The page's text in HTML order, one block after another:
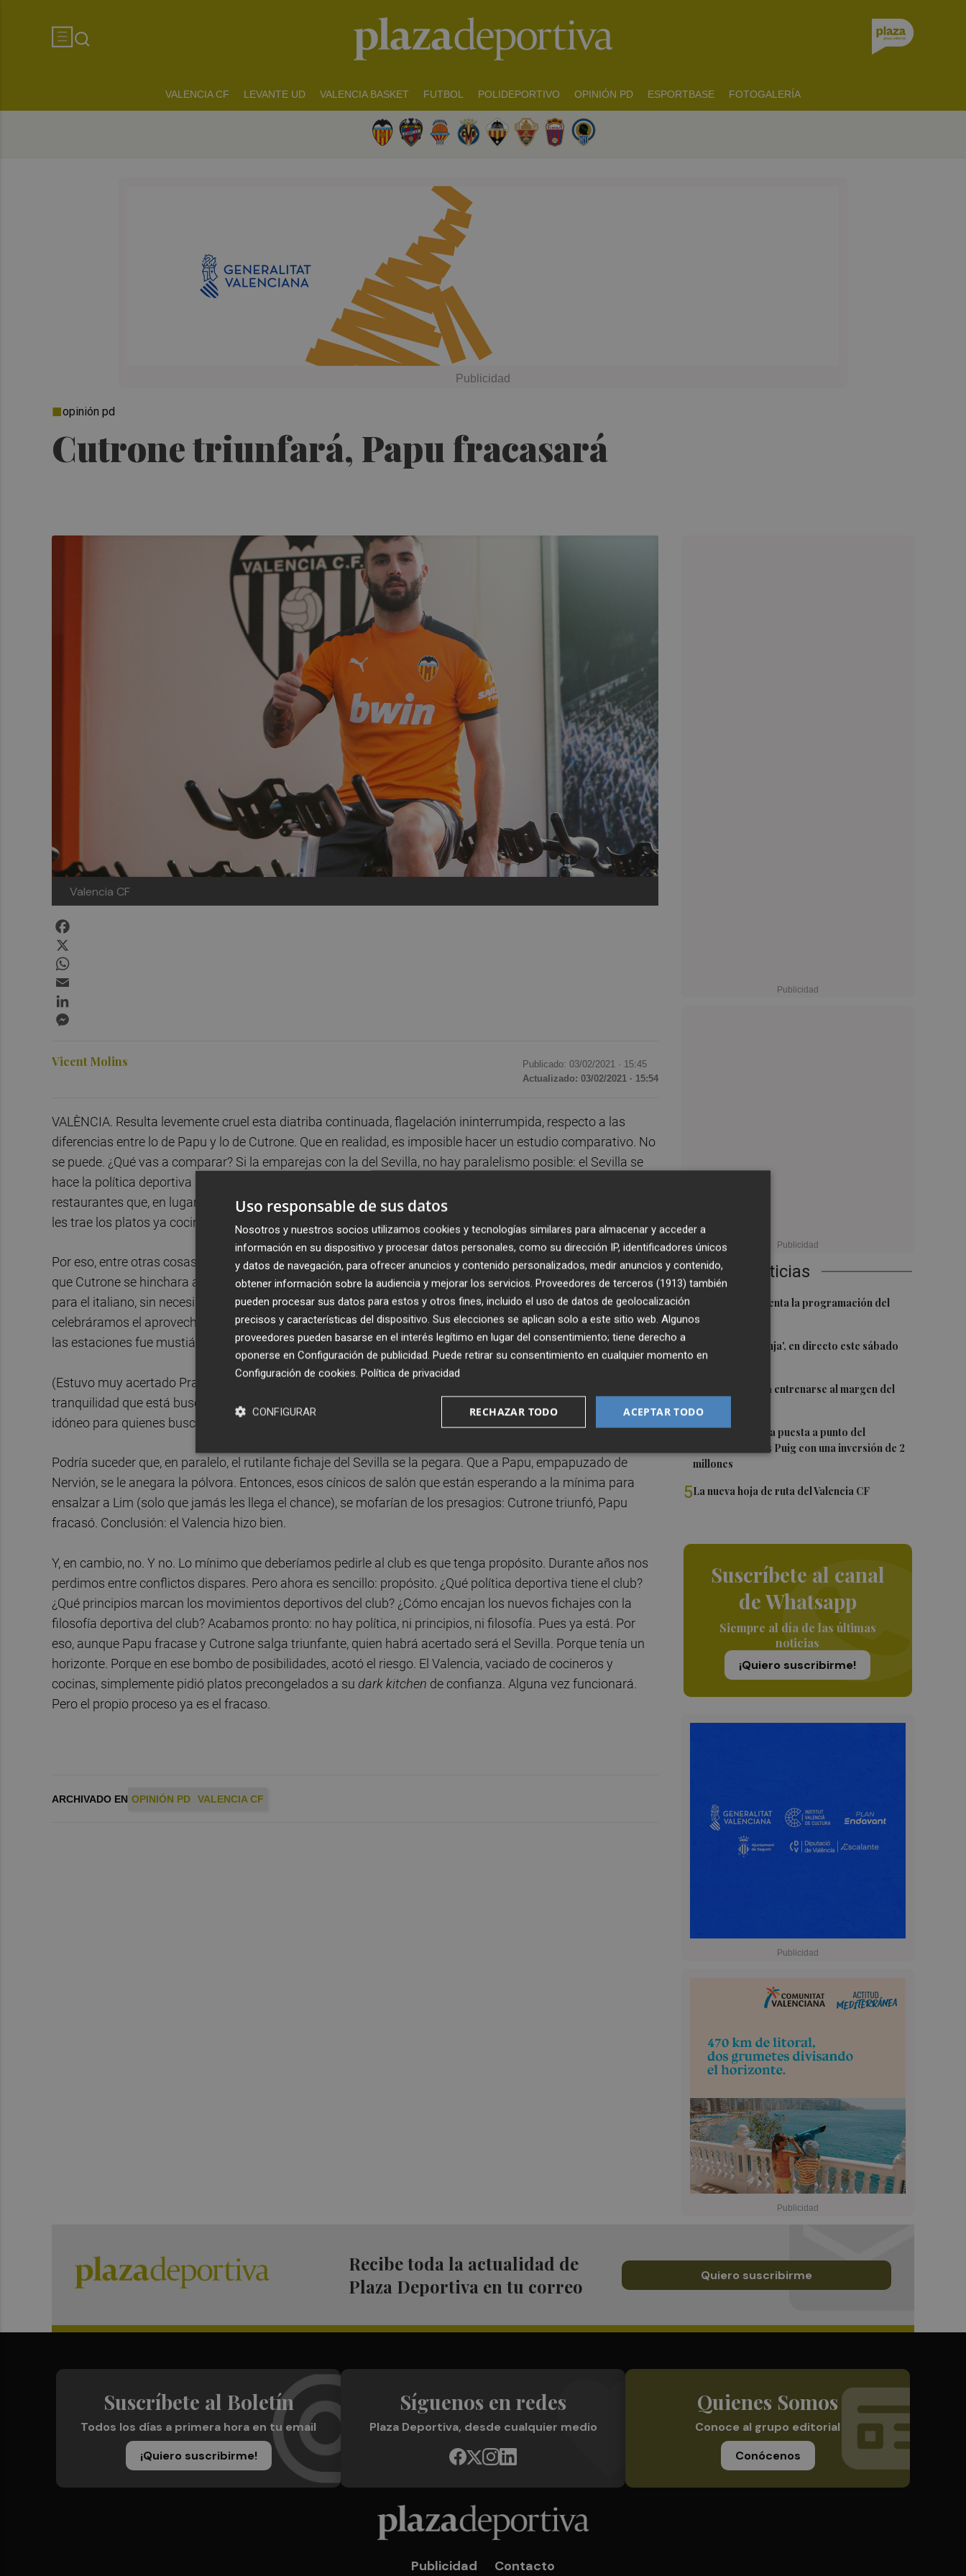
VALENCIA CF LEVANTE UD VALENCIA BASKET FUTBOL POLIDEPORTIVO OPINIÓN PD ESPORTBASE FOTOGALERÍA
Cutrone triunfará, Papu fracasará
opinión pd
Valencia CF
Últimas Noticias
1
El Valencia presenta la programación del
Trofeu Taronja
2
El 'Trofeu Taronja', en directo este sábado
por À Punt
Almeida vuelve a entrenarse al margen del
grupo
4València ultima la puesta a punto del
Velódromo Lluís Puig con una inversión de 2
millones
5La nueva hoja de ruta del Valencia CF
Suscríbete al canal
de Whatsapp
Siempre al día de las últimas
noticias
¡Quiero suscribirme!
Vicent Molins Publicado: 03/02/2021 · 15:45
Actualizado: 03/02/2021 · 15:54
VALÈNCIA. Resulta levemente cruel esta diatriba continuada, flagelación ininterrumpida, respecto a las
diferencias entre lo de Papu y lo de Cutrone. Que en realidad, es imposible hacer un estudio comparativo. No
se puede. ¿Qué vas a comparar? Si la emparejas con la del Sevilla, no hay paralelismo posible: el Sevilla se
hace la política deportiva a sí mismo, al Valencia se la hacen. Se la hacen remotamente, como los
restaurantes que, en lugar de tener cocina y cocinar sus propias recetas, las subcontratan y una camioneta
les trae los platos ya cocinados. Política deportiva de quinta gama.
Por eso, entre otras cosas, tiene poco sentido comparar contrataciones. Por eso, pese a todo, podría ocurrir
que Cutrone se hinchara a marcar goles. Podría suceder que el valencianismo inventara su propia canción
para el italiano, sin necesidad de plagiar la tonadilla -deplorable- de los hinchas Wolves. Podría darse que
celebráramos el aprovechamiento de este neoCorradi llegado como un fruto primaveral que con el paso de
las estaciones fue mustiándose.
(Estuvo muy acertado Prandelli al expresar su deseo: "Espero que en el Valencia pueda encontrar la
tranquilidad que está buscando". Porque, como todo el mundo sabe, ahora mismo el Valencia es el lugar
idóneo para quienes buscan tranquilidad. Fuori!).
Podría suceder que, en paralelo, el rutilante fichaje del Sevilla se la pegara. Que a Papu, empapuzado de
Nervión, se le anegara la pólvora. Entonces, esos cínicos de salón que están esperando a la mínima para
ensalzar a Lim (solo que jamás les llega el chance), se mofarían de los presagios: Cutrone triunfó, Papu
fracasó. Conclusión: el Valencia hizo bien.
Y, en cambio, no. Y no. Lo mínimo que deberíamos pedirle al club es que tenga propósito. Durante años nos
perdimos entre conflictos dispares. Pero ahora es sencillo: propósito. ¿Qué política deportiva tiene el club?
¿Qué principios marcan los movimientos deportivos del club? ¿Cómo encajan los nuevos fichajes con la
filosofía deportiva del club? Acabamos pronto: no hay política, ni principios, ni filosofía. Pues ya está. Por
eso, aunque Papu fracase y Cutrone salga triunfante, quien habrá acertado será el Sevilla. Porque tenía un
horizonte. Porque en ese bombo de posibilidades, acotó el riesgo. El Valencia, vaciado de cocineros y
cocinas, simplemente pidió platos precongelados a su dark kitchen de confianza. Alguna vez funcionará.
Pero el propio proceso ya es el fracaso.
ARCHIVADO EN OPINIÓN PD VALENCIA CF
Recibe toda la actualidad de
Plaza Deportiva en tu correo
Quiero suscribirme
Suscríbete al Boletín
Todos los días a primera hora en tu email
¡Quiero suscribirme!
Síguenos en redes
Plaza Deportiva, desde cualquier medio
Quienes Somos
Conoce al grupo editorial
Conócenos
Publicidad Contacto
Uso responsable de sus datos
Nosotros y nuestros socios utilizamos cookies y tecnologías similares para almacenar y acceder a
información en su dispositivo y procesar datos personales, como su dirección IP, identificadores únicos
y datos de navegación, para ofrecer anuncios y contenido personalizados, medir anuncios y contenido,
obtener información sobre la audiencia y mejorar los servicios. Proveedores de terceros (1913) también
pueden procesar sus datos para estos y otros fines, incluido el uso de datos de geolocalización
precisos y características del dispositivo. Sus elecciones se aplican solo a este sitio web. Algunos
proveedores pueden basarse en el interés legítimo en lugar del consentimiento; tiene derecho a
oponerse en Configuración de publicidad. Puede retirar su consentimiento en cualquier momento en
Configuración de cookies. Política de privacidad
ACEPTAR TODO
RECHAZAR TODO
CONFIGURAR